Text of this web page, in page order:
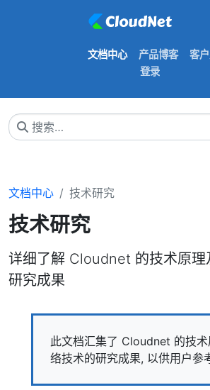
文档中心 产品博客
客
登录
文档中心 技术研究
技术研究
详细了解 Cloudnet 的技术原理
研究成果
此文档汇集了 Cloudnet 的技
络技术的研究成果, 以供用户参